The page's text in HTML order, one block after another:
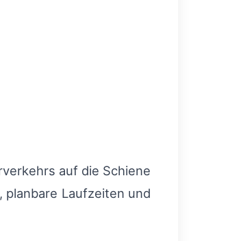
auf die Schiene
planbare Laufzeiten und